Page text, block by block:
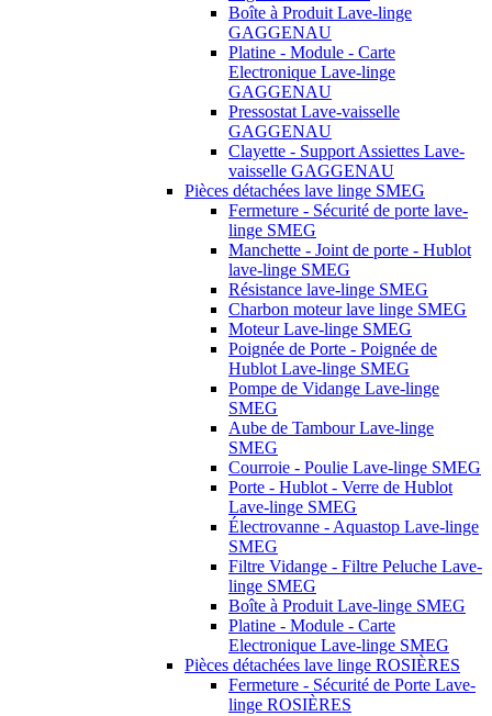
Boîte à Produit Lave-linge
GAGGENAU
Platine - Module - Carte
Electronique Lave-linge
GAGGENAU
Pressostat Lave-vaisselle
GAGGENAU
Clayette - Support Assiettes Lave-
vaisselle GAGGENAU
Pièces détachées lave linge SMEG
Fermeture - Sécurité de porte lave-
linge SMEG
Manchette - Joint de porte - Hublot
lave-linge SMEG
Résistance lave-linge SMEG
Charbon moteur lave linge SMEG
Moteur Lave-linge SMEG
Poignée de Porte - Poignée de
Hublot Lave-linge SMEG
Pompe de Vidange Lave-linge
SMEG
Aube de Tambour Lave-linge
SMEG
Courroie - Poulie Lave-linge SMEG
Porte - Hublot - Verre de Hublot
Lave-linge SMEG
Électrovanne - Aquastop Lave-linge
SMEG
Filtre Vidange - Filtre Peluche Lave-
linge SMEG
Boîte à Produit Lave-linge SMEG
Platine - Module - Carte
Electronique Lave-linge SMEG
Pièces détachées lave linge ROSIÈRES
Fermeture - Sécurité de Porte Lave-
linge ROSIÈRES